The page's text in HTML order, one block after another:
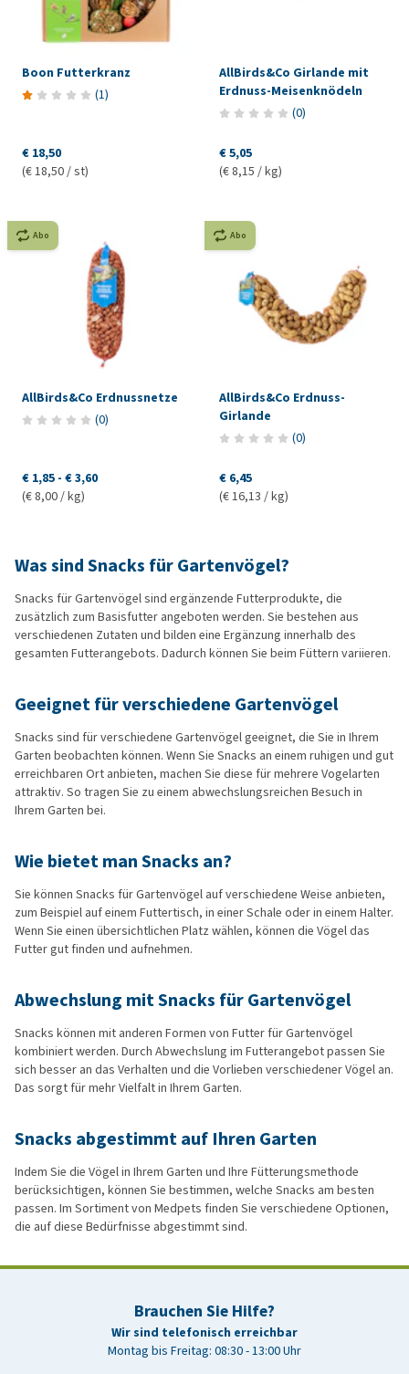
Boon Futterkranz
(1)
€ 18,50
(€ 18,50 / st)
AllBirds&Co Girlande mit
Erdnuss-Meisenknödeln
(0)
€ 5,05
(€ 8,15 / kg)
Abo
AllBirds&Co Erdnussnetze
(0)
€ 1,85 - € 3,60
(€ 8,00 / kg)
Abo
AllBirds&Co Erdnuss-
Girlande
(0)
€ 6,45
(€ 16,13 / kg)
Was sind Snacks für Gartenvögel?
Snacks für Gartenvögel sind ergänzende Futterprodukte, die
zusätzlich zum Basisfutter angeboten werden. Sie bestehen aus
verschiedenen Zutaten und bilden eine Ergänzung innerhalb des
gesamten Futterangebots. Dadurch können Sie beim Füttern variieren.
Geeignet für verschiedene Gartenvögel
Snacks sind für verschiedene Gartenvögel geeignet, die Sie in Ihrem
Garten beobachten können. Wenn Sie Snacks an einem ruhigen und gut
erreichbaren Ort anbieten, machen Sie diese für mehrere Vogelarten
attraktiv. So tragen Sie zu einem abwechslungsreichen Besuch in
Ihrem Garten bei.
Wie bietet man Snacks an?
Sie können Snacks für Gartenvögel auf verschiedene Weise anbieten,
zum Beispiel auf einem Futtertisch, in einer Schale oder in einem Halter.
Wenn Sie einen übersichtlichen Platz wählen, können die Vögel das
Futter gut finden und aufnehmen.
Abwechslung mit Snacks für Gartenvögel
Snacks können mit anderen Formen von Futter für Gartenvögel
kombiniert werden. Durch Abwechslung im Futterangebot passen Sie
sich besser an das Verhalten und die Vorlieben verschiedener Vögel an.
Das sorgt für mehr Vielfalt in Ihrem Garten.
Snacks abgestimmt auf Ihren Garten
Indem Sie die Vögel in Ihrem Garten und Ihre Fütterungsmethode
berücksichtigen, können Sie bestimmen, welche Snacks am besten
passen. Im Sortiment von Medpets finden Sie verschiedene Optionen,
die auf diese Bedürfnisse abgestimmt sind.
Brauchen Sie Hilfe?
Wir sind telefonisch erreichbar
Montag bis Freitag: 08:30 - 13:00 Uhr